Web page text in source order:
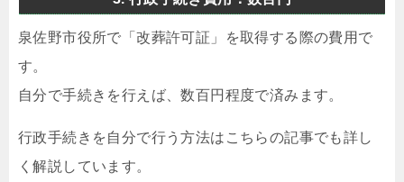
泉佐野市役所で「改葬許可証」を取得する際の費用で
す。
自分で手続きを行えば、数百円程度で済みます。
行政手続きを自分で行う方法はこちらの記事でも詳し
く解説しています。